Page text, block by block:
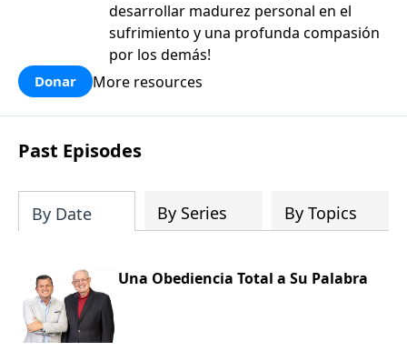
desarrollar madurez personal en el
sufrimiento y una profunda compasión
por los demás!
Donar More resources
Past Episodes
By Date By Series By Topics
Una Obediencia Total a Su Palabra